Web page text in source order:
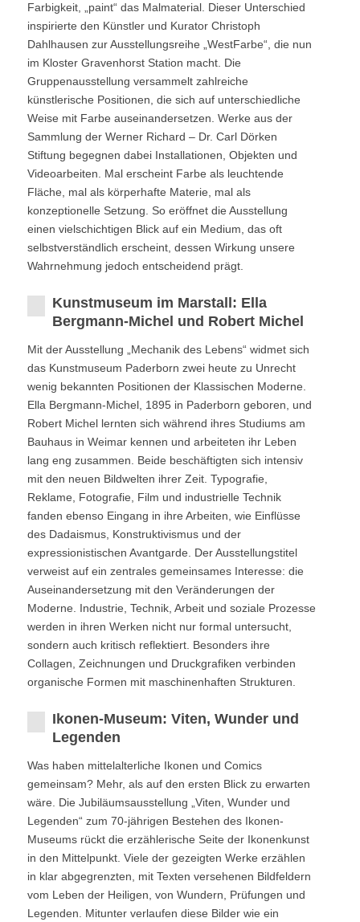
Farbigkeit, „paint“ das Malmaterial. Dieser Unterschied
inspirierte den Künstler und Kurator Christoph
Dahlhausen zur Ausstellungsreihe „WestFarbe“, die nun
im Kloster Gravenhorst Station macht. Die
Gruppenausstellung versammelt zahlreiche
künstlerische Positionen, die sich auf unterschiedliche
Weise mit Farbe auseinandersetzen. Werke aus der
Sammlung der Werner Richard – Dr. Carl Dörken
Stiftung begegnen dabei Installationen, Objekten und
Videoarbeiten. Mal erscheint Farbe als leuchtende
Fläche, mal als körperhafte Materie, mal als
konzeptionelle Setzung. So eröffnet die Ausstellung
einen vielschichtigen Blick auf ein Medium, das oft
selbstverständlich erscheint, dessen Wirkung unsere
Wahrnehmung jedoch entscheidend prägt.
Kunstmuseum im Marstall: Ella
Bergmann-Michel und Robert Michel
Mit der Ausstellung „Mechanik des Lebens“ widmet sich
das Kunstmuseum Paderborn zwei heute zu Unrecht
wenig bekannten Positionen der Klassischen Moderne.
Ella Bergmann-Michel, 1895 in Paderborn geboren, und
Robert Michel lernten sich während ihres Studiums am
Bauhaus in Weimar kennen und arbeiteten ihr Leben
lang eng zusammen. Beide beschäftigten sich intensiv
mit den neuen Bildwelten ihrer Zeit. Typografie,
Reklame, Fotografie, Film und industrielle Technik
fanden ebenso Eingang in ihre Arbeiten, wie Einflüsse
des Dadaismus, Konstruktivismus und der
expressionistischen Avantgarde. Der Ausstellungstitel
verweist auf ein zentrales gemeinsames Interesse: die
Auseinandersetzung mit den Veränderungen der
Moderne. Industrie, Technik, Arbeit und soziale Prozesse
werden in ihren Werken nicht nur formal untersucht,
sondern auch kritisch reflektiert. Besonders ihre
Collagen, Zeichnungen und Druckgrafiken verbinden
organische Formen mit maschinenhaften Strukturen.
Ikonen-Museum: Viten, Wunder und
Legenden
Was haben mittelalterliche Ikonen und Comics
gemeinsam? Mehr, als auf den ersten Blick zu erwarten
wäre. Die Jubiläumsausstellung „Viten, Wunder und
Legenden“ zum 70-jährigen Bestehen des Ikonen-
Museums rückt die erzählerische Seite der Ikonenkunst
in den Mittelpunkt. Viele der gezeigten Werke erzählen
in klar abgegrenzten, mit Texten versehenen Bildfeldern
vom Leben der Heiligen, von Wundern, Prüfungen und
Legenden. Mitunter verlaufen diese Bilder wie ein